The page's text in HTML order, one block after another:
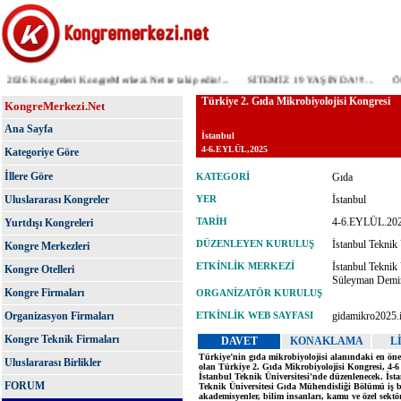
Kongreleri KongreMerkezi.Net te takip edin!... SİTEMİZ 19 YAŞINDA!!!...
KongreMerkezi.Net
Ana Sayfa
Kategoriye Göre
İllere Göre
Uluslararası Kongreler
Yurtdışı Kongreleri
Kongre Merkezleri
Kongre Otelleri
Kongre Firmaları
Organizasyon Firmaları
Kongre Teknik Firmaları
Uluslararası Birlikler
FORUM